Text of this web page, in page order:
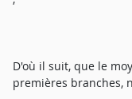
D'où il suit, que le
premières branches,